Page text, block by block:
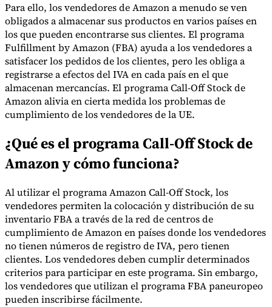
Serie Experto Fiscal
Impuestos indirectos en el comercio electrónico VAT en la región del
GolfoCómo crear un marco de control de los impuestos
indirectosImpuestos sobre el carbono y tasas medioambientales
Herramientas
Calculadora de VATCalculadora de GSTCalculadora del impuesto
sobre las ventas Verificador de número de VATRastreador de
mandatos de facturación electrónica
Para ello, los vendedores de Amazon a menudo se ven
obligados a almacenar sus productos en varios países en
los que pueden encontrarse sus clientes. El programa
Fulfillment by Amazon (FBA) ayuda a los vendedores a
satisfacer los pedidos de los clientes, pero les obliga a
registrarse a efectos del IVA en cada país en el que
almacenan mercancías. El programa Call-Off Stock de
Amazon alivia en cierta medida los problemas de
cumplimiento de los vendedores de la UE.
¿Qué es el programa Call-Off Stock de
Amazon y cómo funciona?
Al utilizar el programa Amazon Call-Off Stock, los
vendedores permiten la colocación y distribución de su
inventario FBA a través de la red de centros de
cumplimiento de Amazon en países donde los vendedores
no tienen números de registro de IVA, pero tienen
clientes. Los vendedores deben cumplir determinados
criterios para participar en este programa. Sin embargo,
los vendedores que utilizan el programa FBA paneuropeo
pueden inscribirse fácilmente.